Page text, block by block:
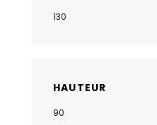
130
HAUTEUR
90